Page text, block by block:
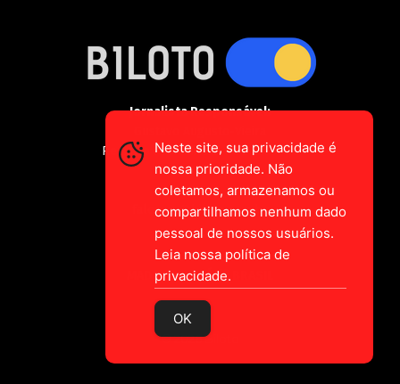
Jornalista Responsável:
Registro Profissional MTE 2589/CE
falecom@biloto.com.br
MADE IN CEARÁ BRASIL
© 2026 Biloto
Neste site, sua privacidade é
nossa prioridade. Não
coletamos, armazenamos ou
compartilhamos nenhum dado
pessoal de nossos usuários.
Leia nossa política de
privacidade.
OK